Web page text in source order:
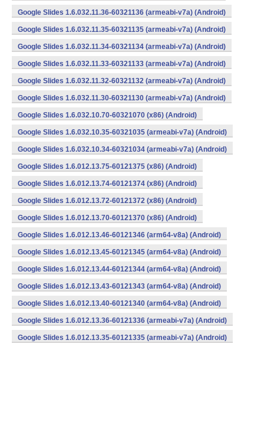
Google Slides 1.6.032.11.36-60321136 (armeabi-v7a) (Android)
Google Slides 1.6.032.11.35-60321135 (armeabi-v7a) (Android)
Google Slides 1.6.032.11.34-60321134 (armeabi-v7a) (Android)
Google Slides 1.6.032.11.33-60321133 (armeabi-v7a) (Android)
Google Slides 1.6.032.11.32-60321132 (armeabi-v7a) (Android)
Google Slides 1.6.032.11.30-60321130 (armeabi-v7a) (Android)
Google Slides 1.6.032.10.70-60321070 (x86) (Android)
Google Slides 1.6.032.10.35-60321035 (armeabi-v7a) (Android)
Google Slides 1.6.032.10.34-60321034 (armeabi-v7a) (Android)
Google Slides 1.6.012.13.75-60121375 (x86) (Android)
Google Slides 1.6.012.13.74-60121374 (x86) (Android)
Google Slides 1.6.012.13.72-60121372 (x86) (Android)
Google Slides 1.6.012.13.70-60121370 (x86) (Android)
Google Slides 1.6.012.13.46-60121346 (arm64-v8a) (Android)
Google Slides 1.6.012.13.45-60121345 (arm64-v8a) (Android)
Google Slides 1.6.012.13.44-60121344 (arm64-v8a) (Android)
Google Slides 1.6.012.13.43-60121343 (arm64-v8a) (Android)
Google Slides 1.6.012.13.40-60121340 (arm64-v8a) (Android)
Google Slides 1.6.012.13.36-60121336 (armeabi-v7a) (Android)
Google Slides 1.6.012.13.35-60121335 (armeabi-v7a) (Android)